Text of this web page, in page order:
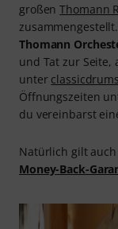
großenThomann
Thomann
und Tat zur Seite,
unter
Öffnungszeiten
du vereinbarst
Natürlich gilt
Money-Back-